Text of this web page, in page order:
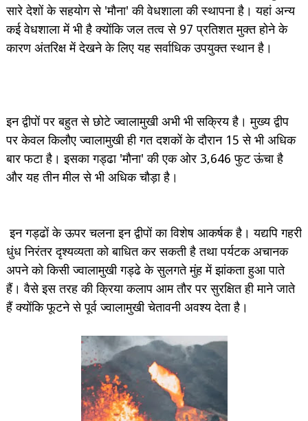
सारे देशों के सहयोग से 'मौना' की वेधशाला की स्थापना है। यहां अन्य
कई वेधशाला में भी है क्योंकि जल तत्व से 97 प्रतिशत मुक्त होने के
कारण अंतरिक्ष में देखने के लिए यह सर्वाधिक उपयुक्त स्थान है।
इन द्वीपों पर बहुत से छोटे ज्वालामुखी अभी भी सक्रिय है। मुख्य द्वीप
पर केवल किलौए ज्वालामुखी ही गत दशकों के दौरान 15 से भी अधिक
बार फटा है। इसका गड्ढा 'मौना' की एक ओर 3,646 फुट ऊंचा है
और यह तीन मील से भी अधिक चौड़ा है।
इन गड्ढों के ऊपर चलना इन द्वीपों का विशेष आकर्षक है। यद्यपि गहरी
धुंध निरंतर दृश्यव्यता को बाधित कर सकती है तथा पर्यटक अचानक
अपने को किसी ज्वालामुखी गड्ढे के सुलगते मुंह में झांकता हुआ पाते
हैं। वैसे इस तरह की क्रिया कलाप आम तौर पर सुरक्षित ही माने जाते
हैं क्योंकि फूटने से पूर्व ज्वालामुखी चेतावनी अवश्य देता है।